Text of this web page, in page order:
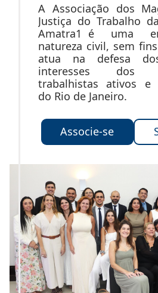
A Associação dos
Justiça do Trabalho
Amatra1 é uma
natureza civil, sem
atua na defesa
interesses dos
trabalhistas ativos e
do Rio de Janeiro.
Associe-se